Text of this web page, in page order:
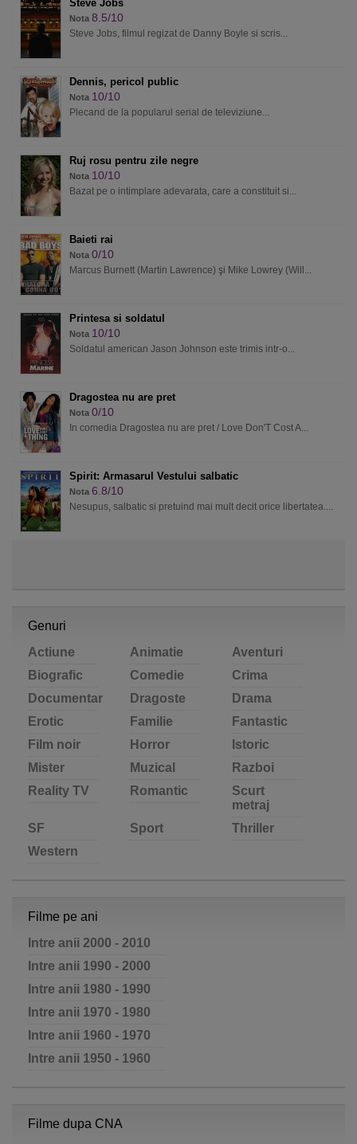
Steve Jobs
Nota 8.5/10
Steve Jobs, filmul regizat de Danny Boyle si scris...
Dennis, pericol public
Nota 10/10
Plecand de la popularul serial de televiziune...
Ruj rosu pentru zile negre
Nota 10/10
Bazat pe o intimplare adevarata, care a constituit si...
Baieti rai
Nota 0/10
Marcus Burnett (Martin Lawrence) şi Mike Lowrey (Will...
Printesa si soldatul
Nota 10/10
Soldatul american Jason Johnson este trimis intr-o...
Dragostea nu are pret
Nota 0/10
In comedia Dragostea nu are pret / Love Don'T Cost A...
Spirit: Armasarul Vestului salbatic
Nota 6.8/10
Nesupus, salbatic si pretuind mai mult decit orice libertatea....
Genuri
Actiune
Animatie
Aventuri
Biografic
Comedie
Crima
Documentar
Dragoste
Drama
Erotic
Familie
Fantastic
Film noir
Horror
Istoric
Mister
Muzical
Razboi
Reality TV
Romantic
Scurt
metraj
SF
Sport
Thriller
Western
Filme pe ani
Intre anii 2000 - 2010
Intre anii 1990 - 2000
Intre anii 1980 - 1990
Intre anii 1970 - 1980
Intre anii 1960 - 1970
Intre anii 1950 - 1960
Filme dupa CNA